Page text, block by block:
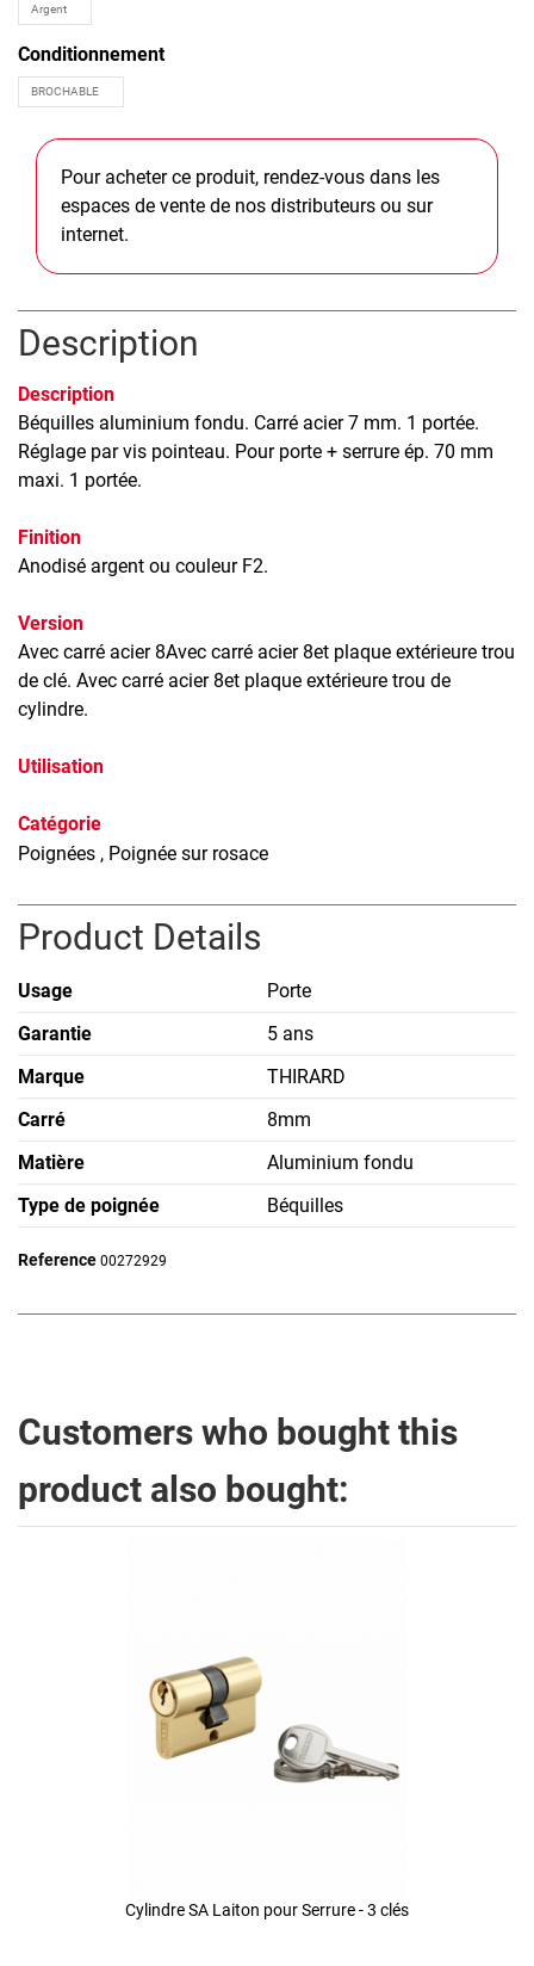
Conditionnement
Pour acheter ce produit, rendez-vous dans les
espaces de vente de nos distributeurs ou sur
internet.
Description
Description
Béquilles aluminium fondu. Carré acier 7 mm. 1 portée.
Réglage par vis pointeau. Pour porte + serrure ép. 70 mm
maxi. 1 portée.
Finition
Anodisé argent ou couleur F2.
Version
Avec carré acier 8Avec carré acier 8et plaque extérieure trou
de clé. Avec carré acier 8et plaque extérieure trou de
cylindre.
Utilisation
Catégorie
Poignées , Poignée sur rosace
Product Details
Usage
Porte
Garantie
5 ans
Marque
THIRARD
Carré
8mm
Matière
Aluminium fondu
Type de poignée
Béquilles
Reference 00272929
Customers who bought this
product also bought:
Cylindre SA Laiton pour Serrure - 3 clés